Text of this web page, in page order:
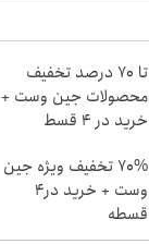
تا 70 درصد تخفیف
محصولات جین وست +
خرید در 4 قسط
70% تخفیف ویژه جین
وست + خرید در4
قسطه